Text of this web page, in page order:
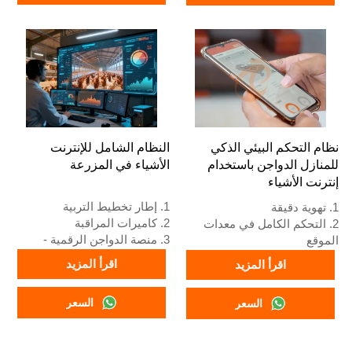
4. هيكله عبارة عن اندماج ذكاء
كهربائية، معدات أوتوماتيكية
للشرب والتغذية وتنظيف
السماد، حصاد يدوي.
5. خدمة الاستقبال عبر الإنترنت
على مدار 24 ساعة رقم
What’sApp هو
8111199996.
النظام ببنية تجمع بين الذكاء
تحكم كهربائية، ومعدات
أوتوماتيكية للشرب والتغذية
وتنظيف السماد، بالإضافة إلى
إمكانية الحصاد اليدوي. ٥. رقم
واتساب الخاص بنا متاح على
مدار الساعة:
+٢٣٤٨١١١١٩٩٩٩٦.
النظام الشامل للإنترنت
الأشياء في المزرعة
1. إطار تخطيط التربية
2. كاميرات المراقبة
3. منصة الدواجن الرقمية -
شاشة كبيرة شاملة
5. الاستقبال/رقم واتساب:
اقرأ المزيد
السعر
نظام التحكم البيئي الذكي
للمنازل الدواجن باستخدام
إنترنت الأشياء
1. تهوية دقيقة
2. التحكم الكامل في معدات
الموقع
5. الاستقبال /واتساب رقم:
اقرأ المزيد
السعر